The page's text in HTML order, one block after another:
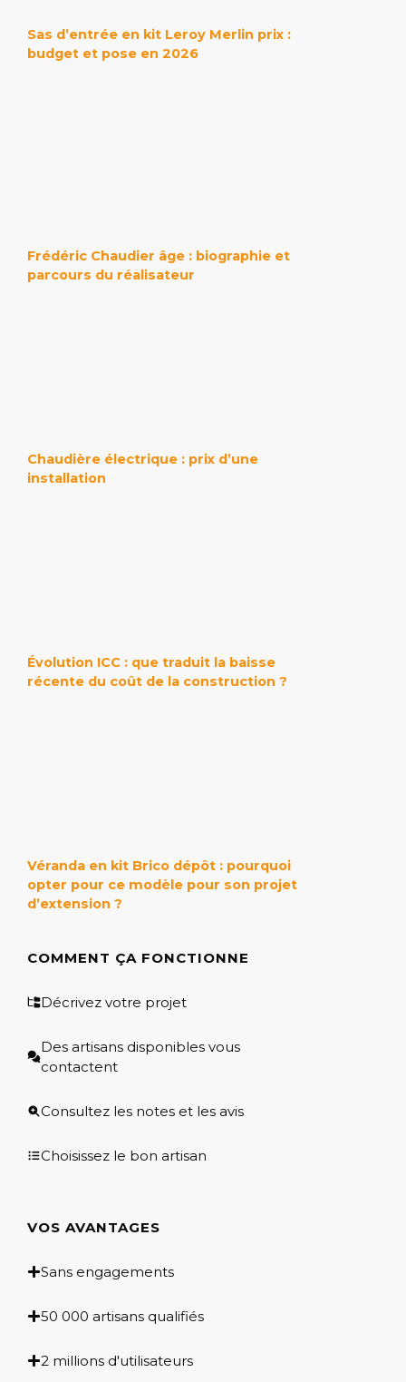
Sas d’entrée en kit Leroy Merlin prix :
budget et pose en 2026
Frédéric Chaudier âge : biographie et
parcours du réalisateur
Chaudière électrique : prix d’une
installation
Évolution ICC : que traduit la baisse
récente du coût de la construction ?
Véranda en kit Brico dépôt : pourquoi
opter pour ce modèle pour son projet
d’extension ?
COMMENT ÇA FONCTIONNE
Décrivez votre projet
Des artisans disponibles vous
contactent
Consultez les notes et les avis
Choisissez le bon artisan
VOS AVANTAGES
Sans engagements
50 000 artisans qualifiés
2 millions d'utilisateurs